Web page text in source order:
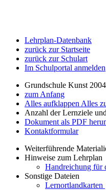
Lehrplan-Datenbank
zurück zur Startseite
zurück zur Schulart
Im Schulportal anmelden
Grundschule Kunst
zum Anfang
Alles aufklappen Alles
Anzahl der Lernziele
Dokument als PDF
Kontaktformular
Weiterführende
Hinweise zum Lehrplan
Handreichung für
Sonstige Dateien
Lernortlandkarten